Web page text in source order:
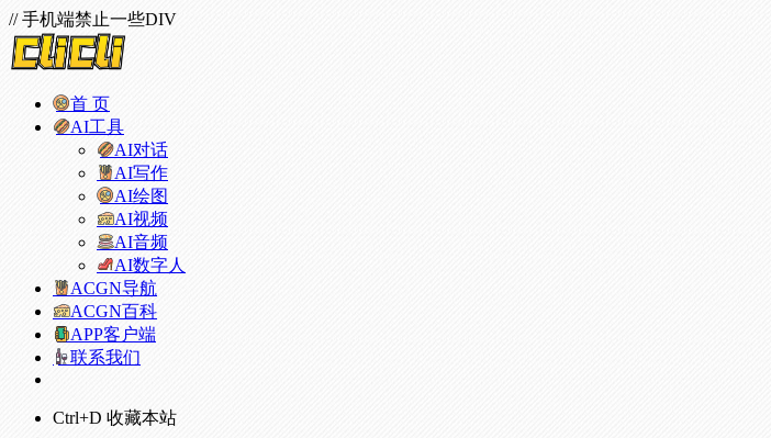
// 手机端禁止一些DIV
首 页
AI工具
AI对话
AI写作
AI绘图
AI视频
AI音频
AI数字人
ACGN导航
ACGN百科
APP客户端
联系我们
Ctrl+D 收藏本站